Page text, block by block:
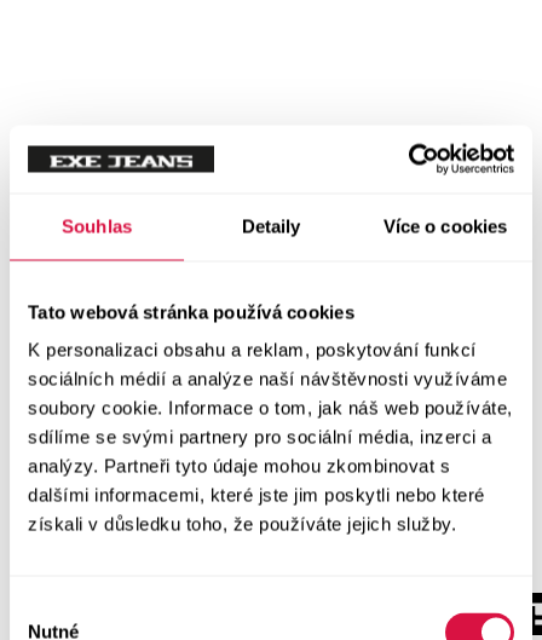
Souhlas Detaily Více o cookies
Tato webová stránka používá cookies
K personalizaci obsahu a reklam, poskytování funkcí
sociálních médií a analýze naší návštěvnosti využíváme
soubory cookie. Informace o tom, jak náš web používáte,
sdílíme se svými partnery pro sociální média, inzerci a
analýzy. Partneři tyto údaje mohou zkombinovat s
dalšími informacemi, které jste jim poskytli nebo které
získali v důsledku toho, že používáte jejich služby.
Nutné